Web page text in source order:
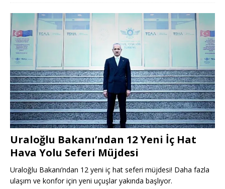
Uraloğlu Bakanı’ndan 12 Yeni İç Hat
Hava Yolu Seferi Müjdesi
Uraloğlu Bakanı’ndan 12 yeni iç hat seferi müjdesi! Daha fazla
ulaşım ve konfor için yeni uçuşlar yakında başlıyor.